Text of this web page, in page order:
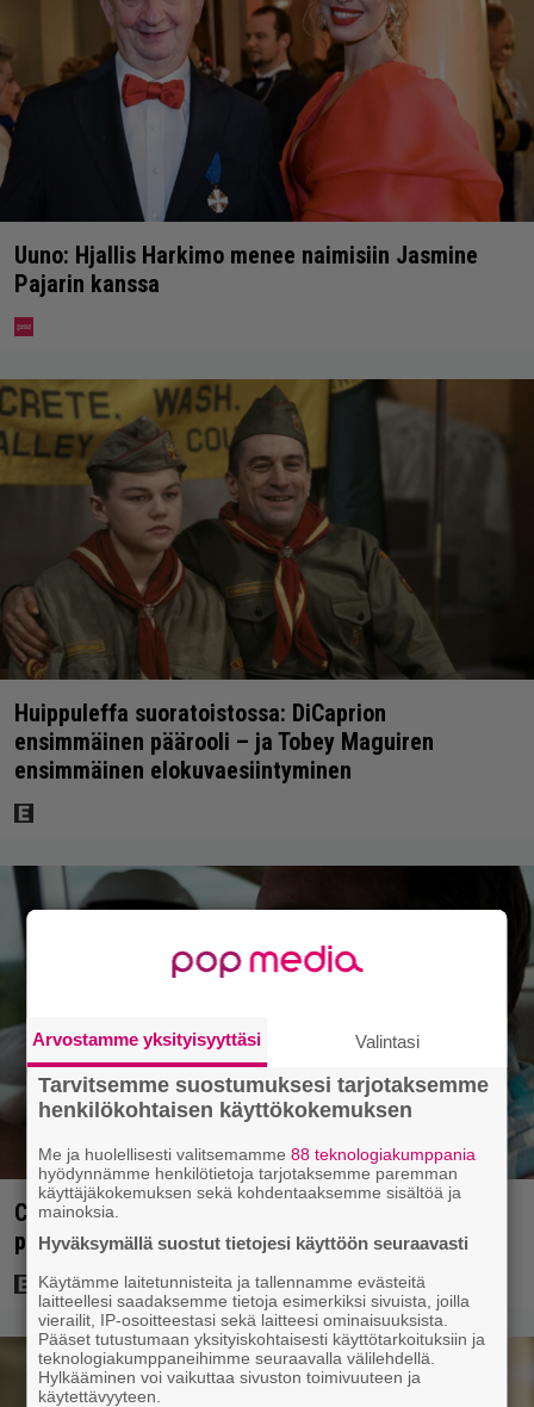
Uuno: Hjallis Harkimo menee naimisiin Jasmine
Pajarin kanssa
Huippuleffa suoratoistossa: DiCaprion
ensimmäinen päärooli – ja Tobey Maguiren
ensimmäinen elokuvaesiintyminen
Clint Eastwood näytti Kevin Costnerille kaapin
paikan hyvin yksinkertaisella toimenpiteellä
Arvostamme yksityisyyttäsi Valintasi
Tarvitsemme suostumuksesi tarjotaksemme
henkilökohtaisen käyttökokemuksen
Me ja huolellisesti valitsemamme88 teknologiakumppania
hyödynnämme henkilötietoja tarjotaksemme paremman
käyttäjäkokemuksen sekä kohdentaaksemme sisältöä ja
mainoksia.
Hyväksymällä suostut tietojesi käyttöön seuraavasti
Käytämme laitetunnisteita ja tallennamme evästeitä
laitteellesi saadaksemme tietoja esimerkiksi sivuista, joilla
vierailit, IP-osoitteestasi sekä laitteesi ominaisuuksista.
Pääset tutustumaan yksityiskohtaisesti käyttötarkoituksiin ja
teknologiakumppaneihimme seuraavalla välilehdellä.
Hylkääminen voi vaikuttaa sivuston toimivuuteen ja
käytettävyyteen.